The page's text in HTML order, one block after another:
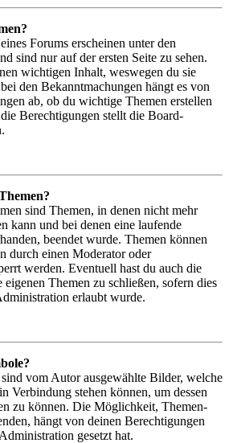
Forums erscheinen unter den
sind nur auf der ersten Seite zu sehen.
wichtigen Inhalt, weswegen du sie
den Bekanntmachungen hängt es von
ab, ob du wichtige Themen erstellen
Berechtigungen stellt die Board-
sind Themen, in denen nicht mehr
kann und bei denen eine laufende
beendet wurde. Themen können
durch einen Moderator oder
werden. Eventuell hast du auch die
Themen zu schließen, sofern dies
erlaubt wurde.
vom Autor ausgewählte Bilder, welche
Verbindung stehen können, um dessen
zu können. Die Möglichkeit, Themen-
hängt von deinen Berechtigungen
gesetzt hat.